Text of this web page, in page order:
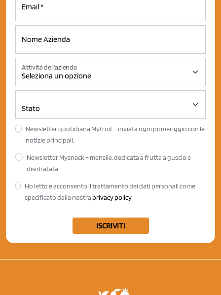
Attività dell'azienda
Newsletter quotidiana Myfruit – inviata ogni pomeriggio con le
notizie principali.
Newsletter Mysnack – mensile, dedicata a frutta a guscio e
disidratata
Ho letto e acconsento il trattamento dei dati personali come
specificato dalla nostra privacy policy
ISCRIVITI